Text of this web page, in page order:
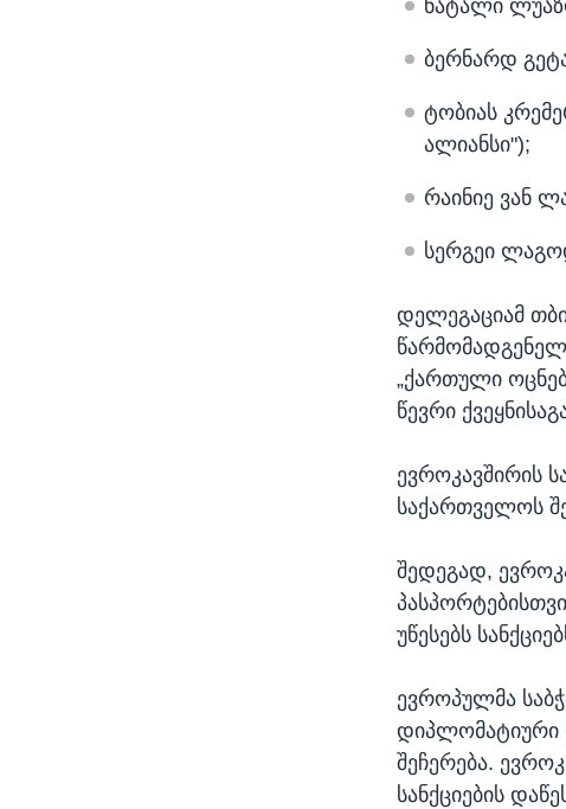
ნატალი
ბერნარდ
ტობიას
ალიანსი");
რაინიე ვან
სერგეი
დელეგაციამ
„ქართული
წევრი
ევროკავშირის
საქართველოს
შედეგად,
უწესებს
ევროპულმა
დიპლომატიური
შეჩერება.
სანქციების